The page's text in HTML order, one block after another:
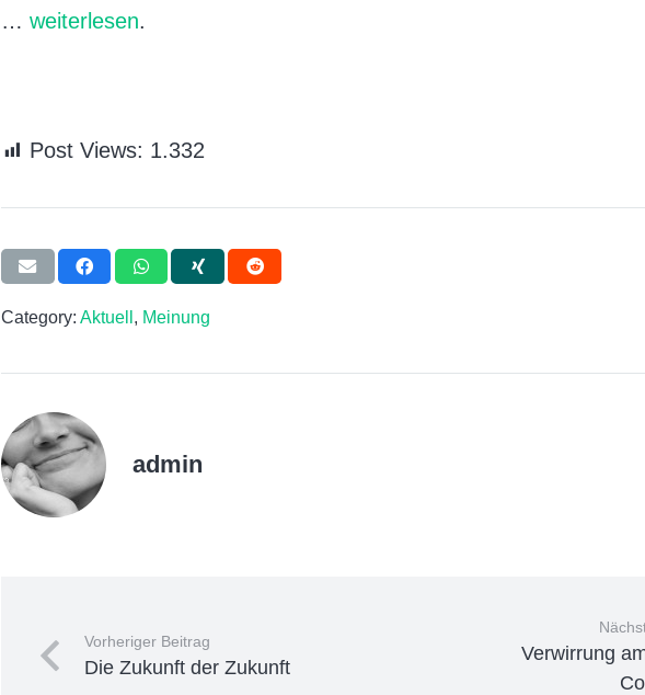
… weiterlesen.
Post Views: 1.332
Category: Aktuell, Meinung
admin
Vorheriger Beitrag
Die Zukunft der Zukunft
Verwirrung